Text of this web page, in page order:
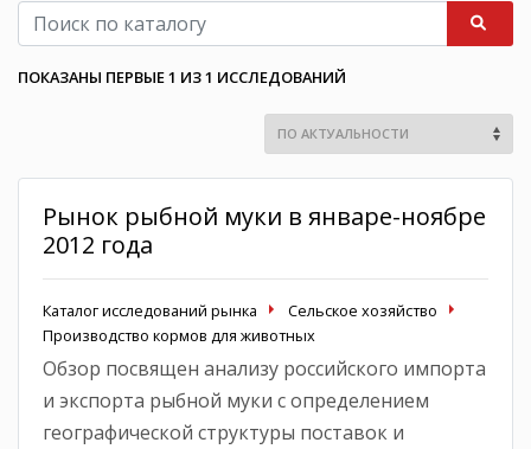
ПОКАЗАНЫ ПЕРВЫЕ 1 ИЗ 1 ИССЛЕДОВАНИЙ
Рынок рыбной муки в январе-ноябре
2012 года
Каталог исследований рынка
Сельское хозяйство
Производство кормов для животных
Обзор посвящен анализу российского импорта
и экспорта рыбной муки с определением
географической структуры поставок и